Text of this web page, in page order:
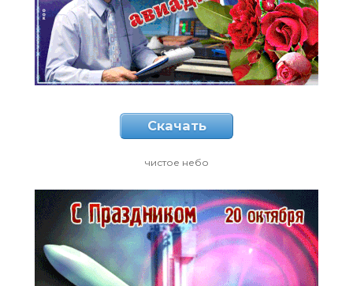
Скачать
чистое небо